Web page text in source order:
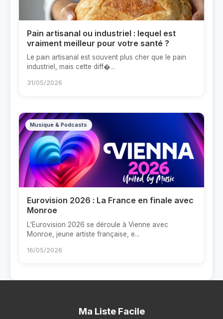
Pain artisanal ou industriel : lequel est
vraiment meilleur pour votre santé ?
Le pain artisanal est souvent plus cher que le pain
industriel, mais cette diff�...
31/05/2026
Musique & Podcasts
Eurovision 2026 : La France en finale avec
Monroe
L'Eurovision 2026 se déroule à Vienne avec
Monroe, jeune artiste française, e...
16/05/2026
Ma Liste Facile